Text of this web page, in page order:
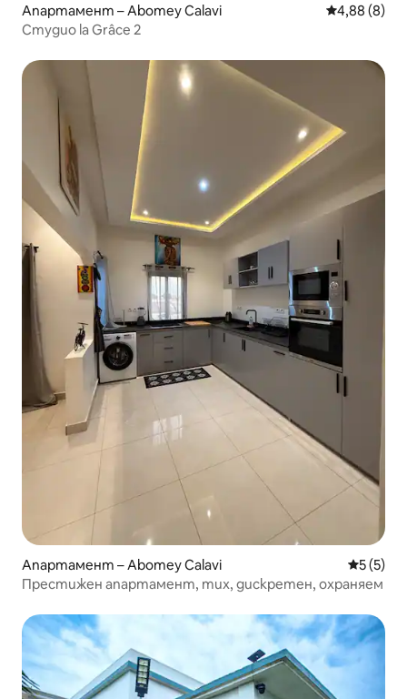
Апартамент – Abomey Calavi Средна
4,88 (8)
Студио la Grâce 2
Апартамент – Abomey Calavi Средна
5 (5)
Престижен апартамент, тих, дискретен, охраняем